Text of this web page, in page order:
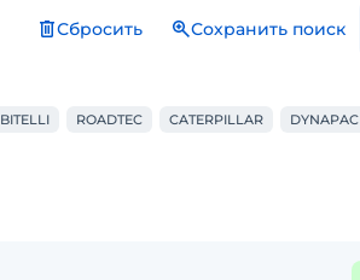
Сбросить Сохранить поиск
BITELLI ROADTEC CATERPILLAR DYNAPAC